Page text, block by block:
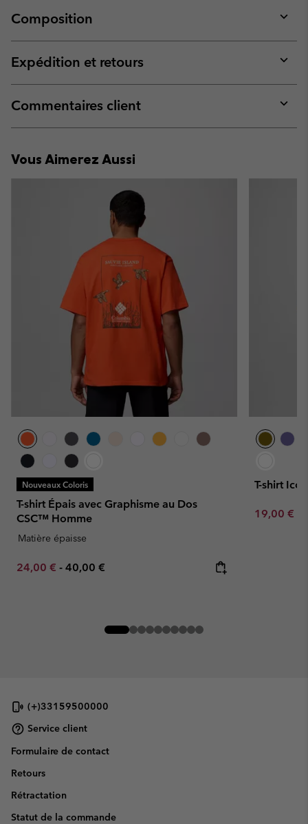
Composition
or
Expédition et retours
or
Commentaires client
or
Vous Aimerez Aussi
Nouveaux Coloris
T-shirt Épais avec Graphisme au Dos
CSC™ Homme
Matière épaisse
Minimum sale price:
24,00 € - Maximum price:
40,00 €
T-shirt
Minimum
19,00 €
(+)33159500000
Service client
Formulaire de contact
Retours
Rétractation
Statut de la commande